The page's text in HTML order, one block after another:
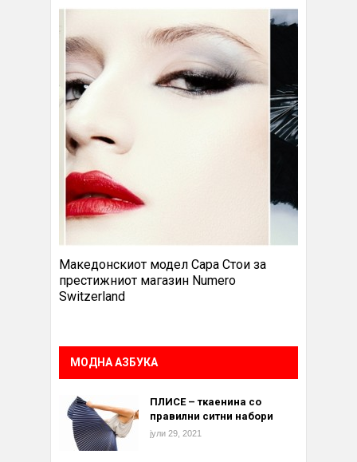
Македонскиот модел Сара Стои за
престижниот магазин Numero
Switzerland
МОДНА АЗБУКА
ПЛИСЕ – ткаенина со
правилни ситни набори
јули 29, 2021